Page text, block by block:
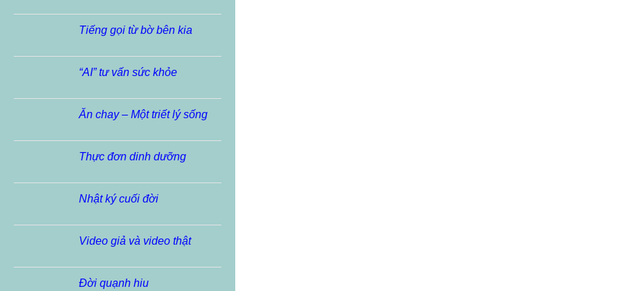
Tiếng gọi từ bờ bên kia
“AI” tư vấn sức khỏe
Ăn chay – Một triết lý sống
Thực đơn dinh dưỡng
Nhật ký cuối đời
Video giả và video thật
Đời quạnh hiu